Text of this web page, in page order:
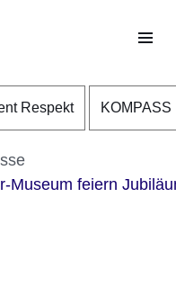
Respekt KOMPASS
Museum feiern